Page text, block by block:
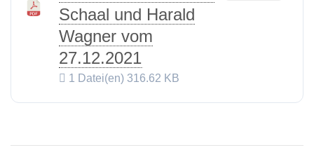
Schaal und Harald
Wagner vom
27.12.2021
1 Datei(en) 316.62 KB